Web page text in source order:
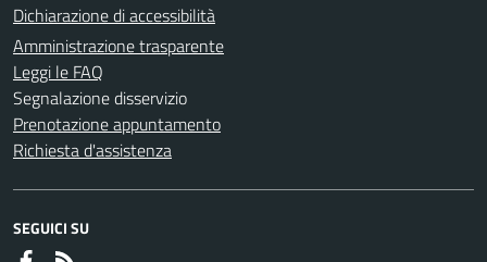
Dichiarazione di accessibilità
Amministrazione trasparente
Leggi le FAQ
Segnalazione disservizio
Prenotazione appuntamento
Richiesta d'assistenza
SEGUICI SU